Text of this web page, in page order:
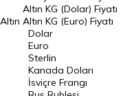
Dolar Kuru
Euro Kuru
Pound Kuru
Frank Kuru
Altın
Altın KG (Dolar) Fiyatı
Altın KG (Euro) Fiyatı
Dolar
Euro
Sterlin
Kanada Doları
İsviçre Frangı